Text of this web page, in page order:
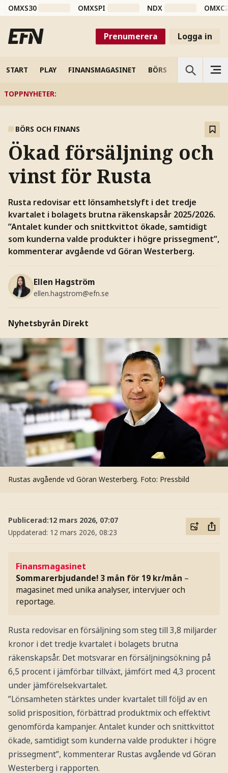
OMXS30 OMXSPI NDX
Prenumerera Logga in
START PLAY FINANSMAGASINET BÖRS VETENSKAP
TOPPNYHETER:
BÖRS OCH FINANS
Ökad försäljning och
vinst för Rusta
Rusta redovisar ett lönsamhetslyft i det tredje
kvartalet i bolagets brutna räkenskapsår 2025/2026.
”Antalet kunder och snittkvittot ökade, samtidigt
som kunderna valde produkter i högre prissegment”,
kommenterar avgående vd Göran Westerberg.
Ellen Hagström
ellen.hagstrom@efn.se
Nyhetsbyrån Direkt
Rustas avgående vd Göran Westerberg. Foto: Pressbild
Publicerad:12 mars 2026, 07:07
Uppdaterad: 12 mars 2026, 08:23
Finansmagasinet
Sommarerbjudande! 3 mån för 19 kr/mån –
magasinet med unika analyser, intervjuer och
reportage.
Rusta redovisar en försäljning som steg till 3,8 miljarder
kronor i det tredje kvartalet i bolagets brutna
räkenskapsår. Det motsvarar en försäljningsökning på
6,5 procent i jämförbar tillväxt, jämfört med 4,3 procent
under jämförelsekvartalet.
”Lönsamheten stärktes under kvartalet till följd av en
solid prisposition, förbättrad produktmix och effektivt
genomförda kampanjer. Antalet kunder och snittkvittot
ökade, samtidigt som kunderna valde produkter i högre
prissegment”, kommenterar Rustas avgående vd Göran
Westerberg i rapporten.